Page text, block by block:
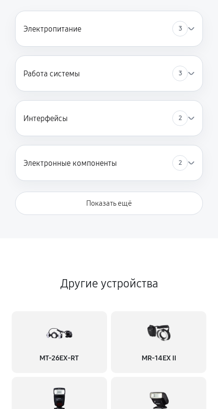
Электропитание 3
Работа системы 3
Интерфейсы 2
Электронные компоненты 2
Показать ещё
Другие устройства
MT-26EX-RT MR-14EX II